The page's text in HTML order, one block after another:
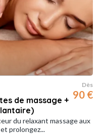
de massage +
Dès
90 €
du relaxant massage aux
prolongez...